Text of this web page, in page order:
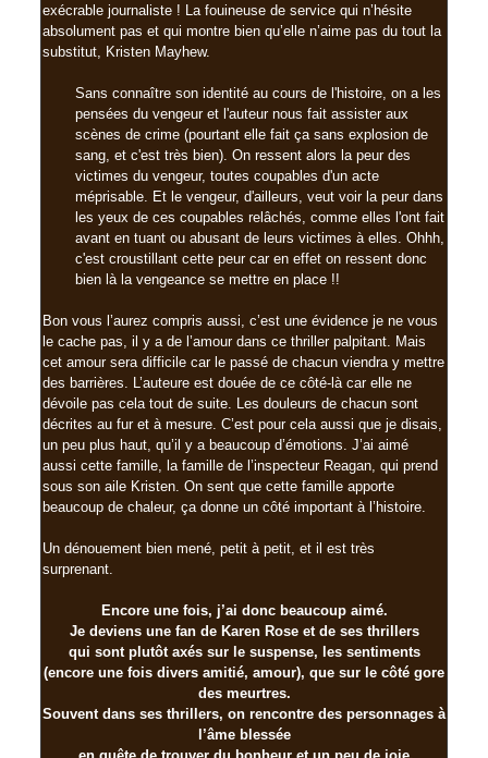
exécrable journaliste ! La fouineuse de service qui n’hésite
absolument pas et qui montre bien qu’elle n’aime pas du tout la
substitut, Kristen Mayhew.
Sans connaître son identité au cours de l'histoire, on a les
pensées du vengeur et l'auteur nous fait assister aux
scènes de crime (pourtant elle fait ça sans explosion de
sang, et c'est très bien). On ressent alors la peur des
victimes du vengeur, toutes coupables d'un acte
méprisable. Et le vengeur, d'ailleurs, veut voir la peur dans
les yeux de ces coupables relâchés, comme elles l'ont fait
avant en tuant ou abusant de leurs victimes à elles. Ohhh,
c'est croustillant cette peur car en effet on ressent donc
bien là la vengeance se mettre en place !!
Bon vous l’aurez compris aussi, c’est une évidence je ne vous
le cache pas, il y a de l’amour dans ce thriller palpitant. Mais
cet amour sera difficile car le passé de chacun viendra y mettre
des barrières. L’auteure est douée de ce côté-là car elle ne
dévoile pas cela tout de suite. Les douleurs de chacun sont
décrites au fur et à mesure. C’est pour cela aussi que je disais,
un peu plus haut, qu’il y a beaucoup d’émotions. J’ai aimé
aussi cette famille, la famille de l’inspecteur Reagan, qui prend
sous son aile Kristen. On sent que cette famille apporte
beaucoup de chaleur, ça donne un côté important à l’histoire.
Un dénouement bien mené, petit à petit, et il est très
surprenant.
Encore une fois, j’ai donc beaucoup aimé.
Je deviens une fan de Karen Rose et de ses thrillers
qui sont plutôt axés sur le suspense, les sentiments
(encore une fois divers amitié, amour), que sur le côté gore
des meurtres.
Souvent dans ses thrillers, on rencontre des personnages à
l’âme blessée